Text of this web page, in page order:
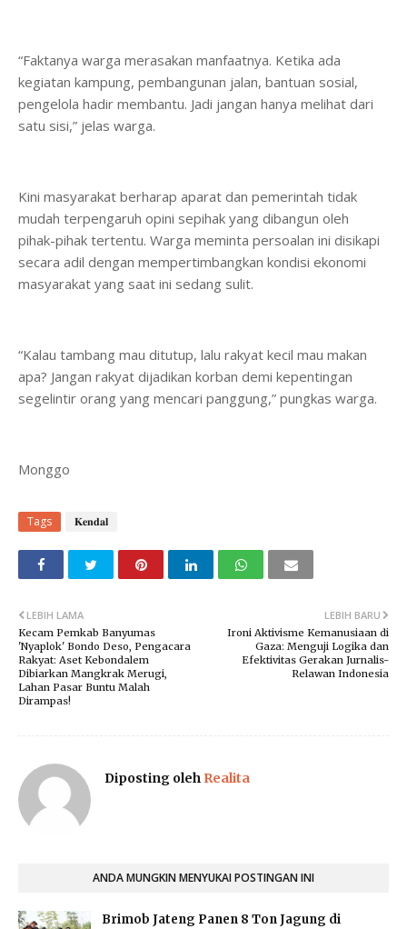
“Faktanya warga merasakan manfaatnya. Ketika ada
kegiatan kampung, pembangunan jalan, bantuan sosial,
pengelola hadir membantu. Jadi jangan hanya melihat dari
satu sisi,” jelas warga.
Kini masyarakat berharap aparat dan pemerintah tidak
mudah terpengaruh opini sepihak yang dibangun oleh
pihak-pihak tertentu. Warga meminta persoalan ini disikapi
secara adil dengan mempertimbangkan kondisi ekonomi
masyarakat yang saat ini sedang sulit.
“Kalau tambang mau ditutup, lalu rakyat kecil mau makan
apa? Jangan rakyat dijadikan korban demi kepentingan
segelintir orang yang mencari panggung,” pungkas warga.
Monggo
Tags 𝐊𝐞𝐧𝐝𝐚𝐥
LEBIH BARU
Ironi Aktivisme Kemanusiaan di
Gaza: Menguji Logika dan
Efektivitas Gerakan Jurnalis-
Relawan Indonesia
LEBIH LAMA
Kecam Pemkab Banyumas
'Nyaplok' Bondo Deso, Pengacara
Rakyat: Aset Kebondalem
Dibiarkan Mangkrak Merugi,
Lahan Pasar Buntu Malah
Dirampas!
Diposting oleh Realita
ANDA MUNGKIN MENYUKAI POSTINGAN INI
Brimob Jateng Panen 8 Ton Jagung di